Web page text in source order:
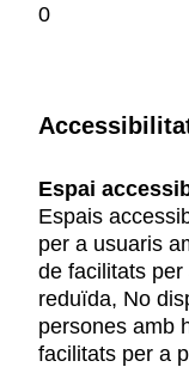
0
Espai
Espais
per a usuaris
de facilitats
reduïda, No
persones amb
facilitats per a